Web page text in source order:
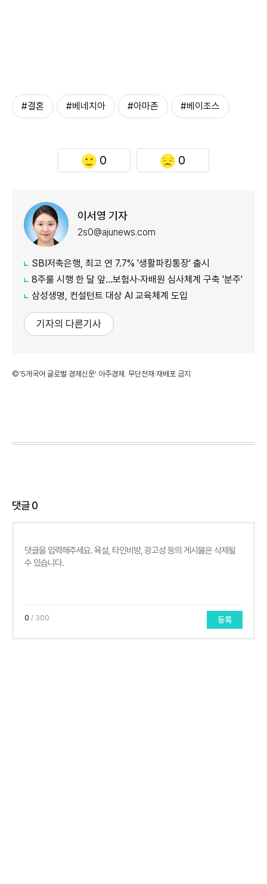
#결혼 #베네치아 #아마존 #베이조스
0 0
이서영 기자
2s0@ajunews.com
SBI저축은행, 최고 연 7.7% '생활파킹통장' 출시
8주룰 시행 한 달 앞…보험사·자배원 심사체계 구축 '분주'
삼성생명, 컨설턴트 대상 AI 교육체계 도입
기자의 다른기사
©'5개국어 글로벌 경제신문' 아주경제. 무단전재·재배포 금지
댓글0
0 / 300 등록